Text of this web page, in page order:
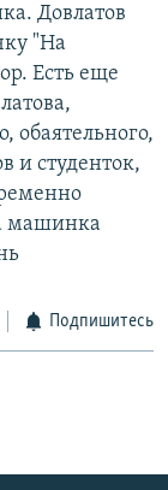
Довлатов
"На
Есть еще
обаятельного,
и студенток,
машинка
Подпишитесь